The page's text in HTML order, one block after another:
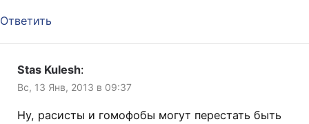
Ответить
Stas Kulesh:
Вс, 13 Янв, 2013 в 09:37
Ну, расисты и гомофобы могут перестать быть